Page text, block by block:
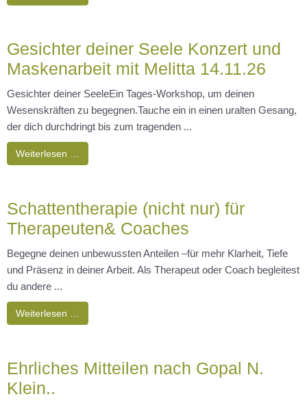
Gesichter deiner Seele Konzert und
Maskenarbeit mit Melitta 14.11.26
Gesichter deiner SeeleEin Tages-Workshop, um deinen
Wesenskräften zu begegnen.Tauche ein in einen uralten Gesang,
der dich durchdringt bis zum tragenden ...
Weiterlesen …
Schattentherapie (nicht nur) für
Therapeuten& Coaches
Begegne deinen unbewussten Anteilen –für mehr Klarheit, Tiefe
und Präsenz in deiner Arbeit. Als Therapeut oder Coach begleitest
du andere ...
Weiterlesen …
Ehrliches Mitteilen nach Gopal N.
Klein..